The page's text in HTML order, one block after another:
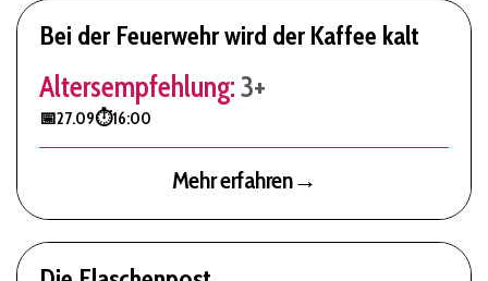
Bei der Feuerwehr wird der Kaffee kalt
Altersempfehlung:3+
📅27.09⏱️16:00
Mehr erfahren→